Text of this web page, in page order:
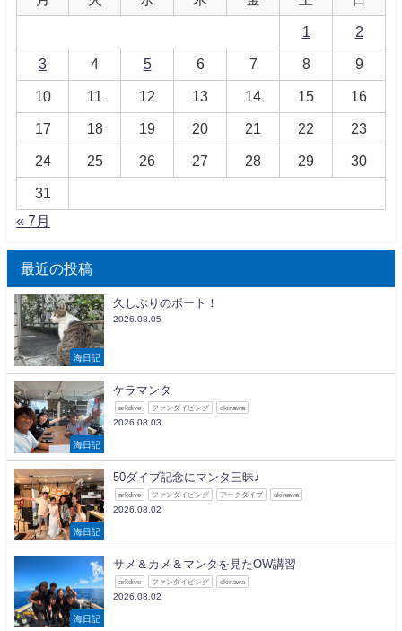
1 2
3 4 5 6 7 8 9
10 11 12 13 14 15 16
17 18 19 20 21 22 23
24 25 26 27 28 29 30
31
« 7月
最近の投稿
海日記
久しぶりのボート！
2026.08.05
海日記
ケラマンタ
arkdive ファンダイビング okinawa
2026.08.03
海日記
50ダイブ記念にマンタ三昧♪
arkdive ファンダイビング アークダイブ okinawa
2026.08.02
海日記
サメ＆カメ＆マンタを見たOW講習
arkdive ファンダイビング okinawa
2026.08.02